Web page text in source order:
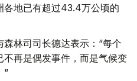
各地已有超过43.4万公顷的
林司司长德达表示：“每个
再是偶发事件，而是气候变
”